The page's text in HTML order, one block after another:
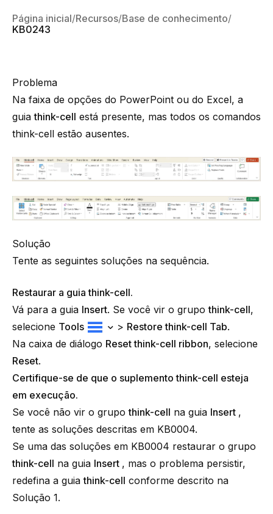
Página inicial Recursos Base de conhecimento
KB0243
Problema
Na faixa de opções do PowerPoint ou do Excel, a
guiathink-cell está presente, mas todos os comandos
think-cell estão ausentes.
Solução
Tente as seguintes soluções na sequência.
Restaurar a guia think-cell.
Vá para a guia Insert. Se você vir o grupothink-cell,
selecione Tools > Restorethink-cell Tab.
Na caixa de diálogo Resetthink-cell ribbon, selecione
Reset.
Certifique-se de que o suplemento think-cell esteja
em execução.
Se você não vir o grupothink-cell na guia Insert ,
tente as soluções descritas em KB0004.
Se uma das soluções em KB0004 restaurar o grupo
think-cell na guia Insert , mas o problema persistir,
redefina a guiathink-cell conforme descrito na
Solução 1.